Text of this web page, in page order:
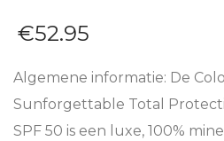
€52.95
Algemene informatie: De
Sunforgettable Total
SPF 50 is een luxe, 100%